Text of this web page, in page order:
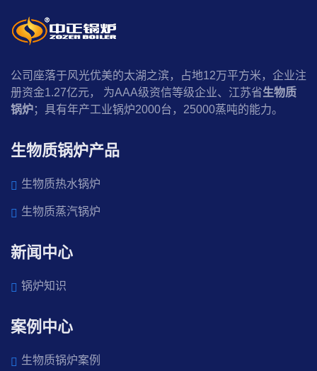
公司座落于风光优美的太湖之滨，占地12万平方米，企业注
册资金1.27亿元， 为AAA级资信等级企业、江苏省生物质
锅炉；具有年产工业锅炉2000台，25000蒸吨的能力。
生物质锅炉产品
生物质热水锅炉
生物质蒸汽锅炉
新闻中心
锅炉知识
案例中心
生物质锅炉案例